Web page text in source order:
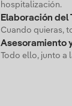
hospitalización.
Elaboración del
Cuando quieras,
Asesoramiento
Todo ello, junto a